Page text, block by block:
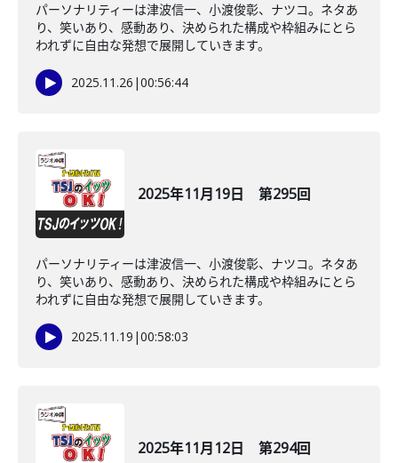
パーソナリティーは津波信一、小渡俊彰、ナツコ。ネタあ
り、笑いあり、感動あり、決められた構成や枠組みにとら
われずに自由な発想で展開していきます。
2025.11.26 |00:56:44
2025年11月19日 第295回
パーソナリティーは津波信一、小渡俊彰、ナツコ。ネタあ
り、笑いあり、感動あり、決められた構成や枠組みにとら
われずに自由な発想で展開していきます。
2025.11.19 |00:58:03
2025年11月12日 第294回